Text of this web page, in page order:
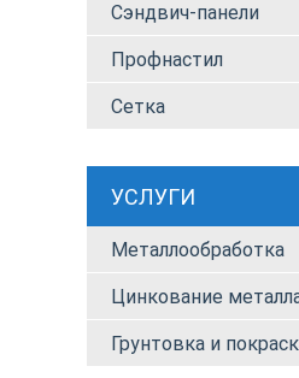
Сэндвич-панели
Профнастил
Сетка
УСЛУГИ
Металлообработка
Цинкование
Грунтовка и